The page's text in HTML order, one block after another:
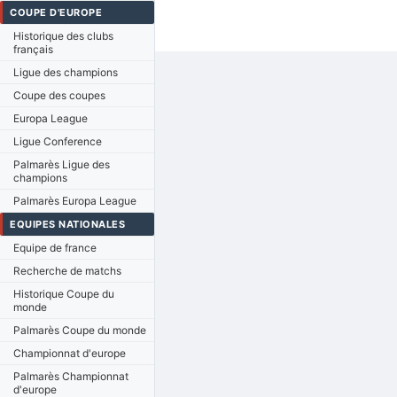
COUPE D'EUROPE
Historique des clubs
français
Ligue des champions
Coupe des coupes
Europa League
Ligue Conference
Palmarès Ligue des
champions
Palmarès Europa League
EQUIPES NATIONALES
Equipe de france
Recherche de matchs
Historique Coupe du
monde
Palmarès Coupe du monde
Championnat d'europe
Palmarès Championnat
d'europe